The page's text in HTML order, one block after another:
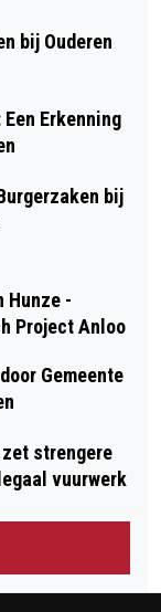
bij Ouderen
Erkenning
bij
Hunze -
Project Anloo
Gemeente
zet strengere
vuurwerk